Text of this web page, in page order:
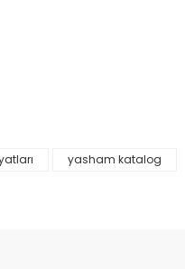
yasham katalog